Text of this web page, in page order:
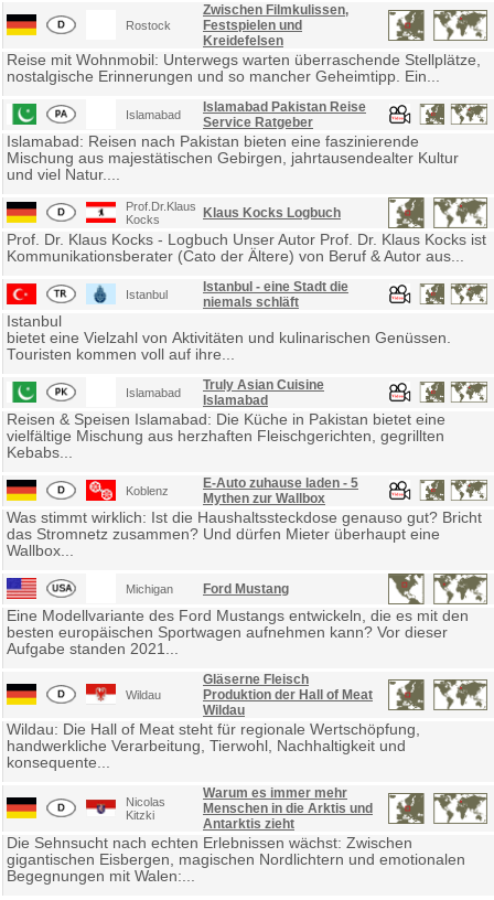
Rostock
Zwischen Filmkulissen,
Festspielen und
Kreidefelsen
Reise mit Wohnmobil: Unterwegs warten überraschende Stellplätze,
nostalgische Erinnerungen und so mancher Geheimtipp. Ein...
Islamabad
Islamabad Pakistan Reise
Service Ratgeber
Islamabad: Reisen nach Pakistan bieten eine faszinierende
Mischung aus majestätischen Gebirgen, jahrtausendealter Kultur
und viel Natur....
Prof.Dr.Klaus
Kocks
Klaus Kocks Logbuch
Prof. Dr. Klaus Kocks - Logbuch Unser Autor Prof. Dr. Klaus Kocks ist
Kommunikationsberater (Cato der Ältere) von Beruf & Autor aus...
Istanbul
Istanbul - eine Stadt die
niemals schläft
Istanbul
bietet eine Vielzahl von Aktivitäten und kulinarischen Genüssen.
Touristen kommen voll auf ihre...
Islamabad
Truly Asian Cuisine
Islamabad
Reisen & Speisen Islamabad: Die Küche in Pakistan bietet eine
vielfältige Mischung aus herzhaften Fleischgerichten, gegrillten
Kebabs...
Koblenz
E-Auto zuhause laden - 5
Mythen zur Wallbox
Was stimmt wirklich: Ist die Haushaltssteckdose genauso gut? Bricht
das Stromnetz zusammen? Und dürfen Mieter überhaupt eine
Wallbox...
Michigan Ford Mustang
Eine Modellvariante des Ford Mustangs entwickeln, die es mit den
besten europäischen Sportwagen aufnehmen kann? Vor dieser
Aufgabe standen 2021...
Wildau
Gläserne Fleisch
Produktion der Hall of Meat
Wildau
Wildau: Die Hall of Meat steht für regionale Wertschöpfung,
handwerkliche Verarbeitung, Tierwohl, Nachhaltigkeit und
konsequente...
Nicolas
Kitzki
Warum es immer mehr
Menschen in die Arktis und
Antarktis zieht
Die Sehnsucht nach echten Erlebnissen wächst: Zwischen
gigantischen Eisbergen, magischen Nordlichtern und emotionalen
Begegnungen mit Walen:...